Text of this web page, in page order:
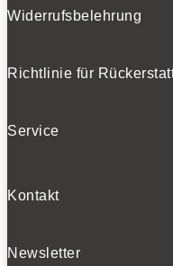
Widerrufsbelehrung
Richtlinie für
Service
Kontakt
Newsletter